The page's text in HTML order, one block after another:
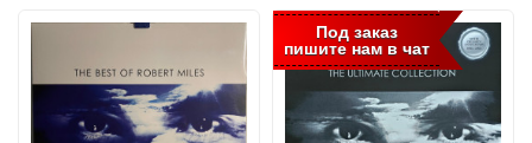
Под заказ
пишите нам в чат